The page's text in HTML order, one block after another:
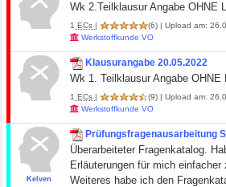
Wk 2.Teilklausur Angabe OHNE
1 ECs | (6) | Upload am:
Werkstoffkunde VO
Klausurangabe 20.05.2022
Wk 1. Teilklausur Angabe OHNE
1 ECs | (9) | Upload am:
Werkstoffkunde VO
Kelven
Prüfungsfragenausarbeitung
Überarbeiteter Fragenkatalog.
Erläuterungen für mich
Weiteres habe ich den